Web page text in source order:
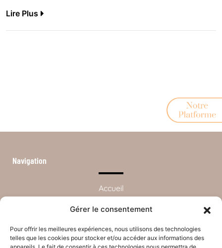
Gérer le consentement
Pour offrir les meilleures expériences, nous utilisons des technologies
telles que les cookies pour stocker et/ou accéder aux informations des
Lire Plus
Navigation
Accueil
Devenir partenaires
Devenir adhérents
Notre réseau